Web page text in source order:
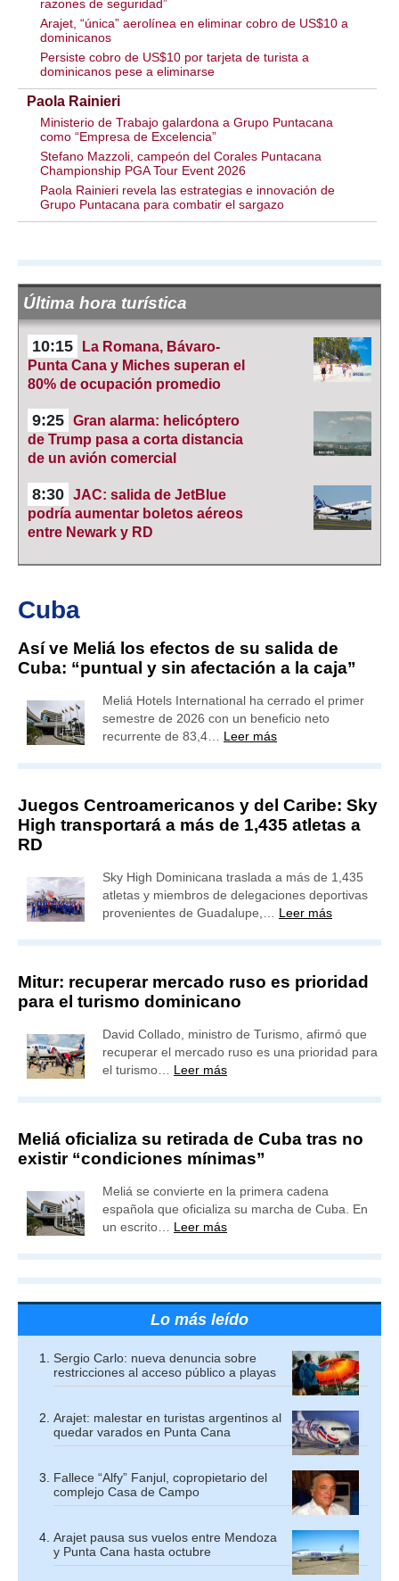
razones de seguridad”
Arajet, “única” aerolínea en eliminar cobro de US$10 a
dominicanos
Persiste cobro de US$10 por tarjeta de turista a
dominicanos pese a eliminarse
Paola Rainieri
Ministerio de Trabajo galardona a Grupo Puntacana
como “Empresa de Excelencia”
Stefano Mazzoli, campeón del Corales Puntacana
Championship PGA Tour Event 2026
Paola Rainieri revela las estrategias e innovación de
Grupo Puntacana para combatir el sargazo
Última hora turística
10:15
La Romana, Bávaro-
Punta Cana y Miches superan el
80% de ocupación promedio
9:25 Gran alarma: helicóptero
de Trump pasa a corta distancia
de un avión comercial
8:30 JAC: salida de JetBlue
podría aumentar boletos aéreos
entre Newark y RD
Cuba
Así ve Meliá los efectos de su salida de
Cuba: “puntual y sin afectación a la caja”
Meliá Hotels International ha cerrado el primer
semestre de 2026 con un beneficio neto
recurrente de 83,4… Leer más
Juegos Centroamericanos y del Caribe: Sky
High transportará a más de 1,435 atletas a
RD
Sky High Dominicana traslada a más de 1,435
atletas y miembros de delegaciones deportivas
provenientes de Guadalupe,… Leer más
Mitur: recuperar mercado ruso es prioridad
para el turismo dominicano
David Collado, ministro de Turismo, afirmó que
recuperar el mercado ruso es una prioridad para
el turismo… Leer más
Meliá oficializa su retirada de Cuba tras no
existir “condiciones mínimas”
Meliá se convierte en la primera cadena
española que oficializa su marcha de Cuba. En
un escrito… Leer más
Lo más leído
Sergio Carlo: nueva denuncia sobre
restricciones al acceso público a playas
Arajet: malestar en turistas argentinos al
quedar varados en Punta Cana
Fallece “Alfy” Fanjul, copropietario del
complejo Casa de Campo
Arajet pausa sus vuelos entre Mendoza
y Punta Cana hasta octubre